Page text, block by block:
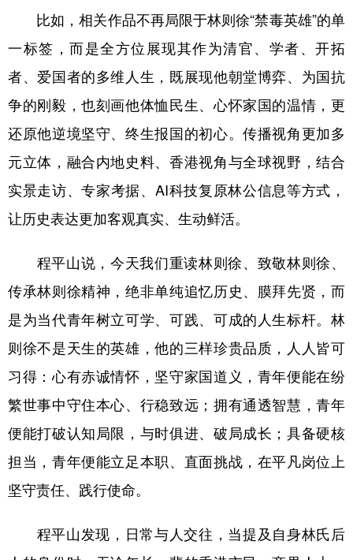
比如，相关作品不再局限于林则徐“禁毒英雄”的单
一标签，而是全方位展现其作为清官、学者、开拓
者、爱国者的多维人生，既展现他朝堂博弈、为国抗
争的刚毅，也刻画他体恤民生、心怀家国的温情，更
还原他逆境坚守、终生报国的初心。传播视角更加多
元立体，融合内地史料、香港视角与全球视野，结合
实景走访、专家考据、AI科技复原林公信息等方式，
让历史表达更加客观真实、生动鲜活。
程平山说，今天我们重读林则徐、致敬林则徐、
传承林则徐精神，绝非单纯追忆历史、膜拜先贤，而
是为当代青年树立可学、可践、可成的人生标杆。林
则徐不是天生的英雄，他的三样珍贵品质，人人皆可
习得：心有赤诚情怀，坚守家国道义，青年便能在纷
繁世事中守住本心、行稳致远；拥有通透智慧，青年
便能打破认知局限，与时俱进、破局成长；具备硬核
担当，青年便能立足本职、直面挑战，在平凡岗位上
坚守责任、践行使命。
程平山发现，日常与人交往，当提及自身林氏后